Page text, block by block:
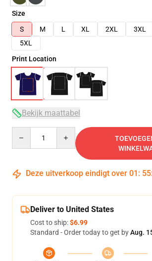
Size
S
M L XL 2XL 3XL
5XL
Print Location
Bekijk maattabel
Deze uitverkoop eindigt over 01 : 55:
Deliver to United States
Cost to ship:$6.99
Standard - Order today to get byAug.